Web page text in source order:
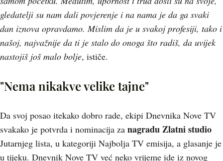
gledatelji su nam dali povjerenje i na nama je da ga svaki
dan iznova opravdamo. Mislim da je u svakoj profesiji, tako i
našoj, najvažnije da ti je stalo do onoga što radiš, da uvijek
nastojiš još malo bolje, ističe.
"Nema nikakve velike tajne"
Da svoj posao itekako dobro rade, ekipi Dnevnika Nove TV
svakako je potvrda i nominacija za nagradu Zlatni studio
Jutarnjeg lista, u kategoriji Najbolja TV emisija, a glasanje je
u tijeku. Dnevnik Nove TV već neko vrijeme ide iz novog